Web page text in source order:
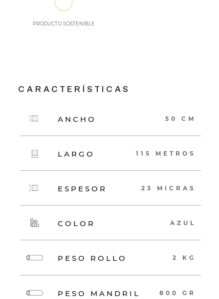
PRODUCTO SOSTENIBLE
CARACTERÍSTICAS
ANCHO 50 CM
LARGO 115 METROS
ESPESOR 23 MICRAS
COLOR AZUL
PESO ROLLO 2 KG
PESO MANDRIL 800 GR